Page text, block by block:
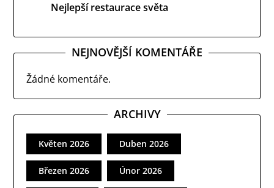
Nejlepší restaurace světa
NEJNOVĚJŠÍ KOMENTÁŘE
Žádné komentáře.
ARCHIVY
Květen 2026 Duben 2026
Březen 2026 Únor 2026